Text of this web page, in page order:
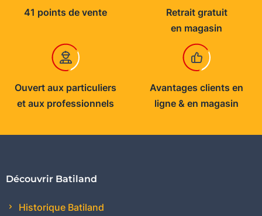
41 points de vente
Retrait gratuit
en magasin
Ouvert aux particuliers
et aux professionnels
Avantages clients en
ligne & en magasin
Découvrir Batiland
Historique Batiland